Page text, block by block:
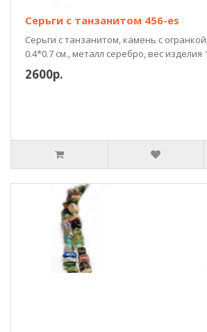
Серьги с танзанитом 456-es
Серьги с танзанитом, камень с
0.4*0.7 см., металл серебро, вес изделия
2600р.